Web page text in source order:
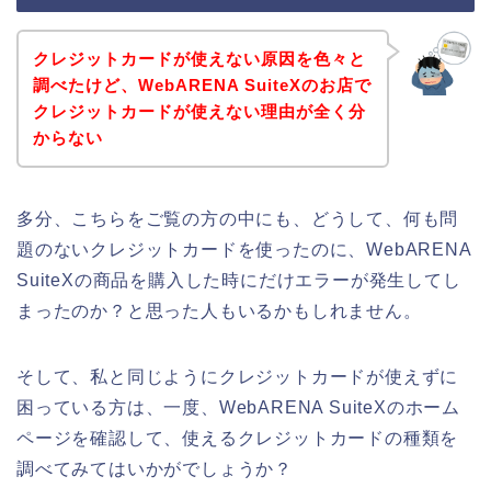
クレジットカードが使えない原因を色々と
調べたけど、WebARENA SuiteXのお店で
クレジットカードが使えない理由が全く分
からない
多分、こちらをご覧の方の中にも、どうして、何も問
題のないクレジットカードを使ったのに、WebARENA
SuiteXの商品を購入した時にだけエラーが発生してし
まったのか？と思った人もいるかもしれません。
そして、私と同じようにクレジットカードが使えずに
困っている方は、一度、WebARENA SuiteXのホーム
ページを確認して、使えるクレジットカードの種類を
調べてみてはいかがでしょうか？